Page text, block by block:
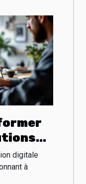
digitale
à